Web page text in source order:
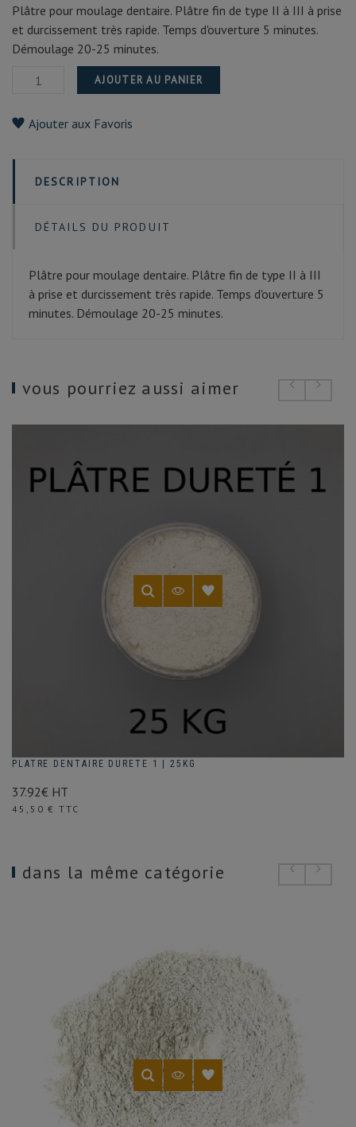
Plâtre pour moulage dentaire. Plâtre fin de type II à III à prise
et durcissement très rapide. Temps d'ouverture 5 minutes.
Démoulage 20-25 minutes.
AJOUTER AU PANIER
Ajouter aux Favoris
DESCRIPTION
DÉTAILS DU PRODUIT
Plâtre pour moulage dentaire. Plâtre fin de type II à III
à prise et durcissement très rapide. Temps d'ouverture 5
minutes. Démoulage 20-25 minutes.
vous pourriez aussi aimer
PLATRE DENTAIRE DURETE 1 | 25KG
37.92€ HT
Prix
45,50 € TTC
dans la même catégorie